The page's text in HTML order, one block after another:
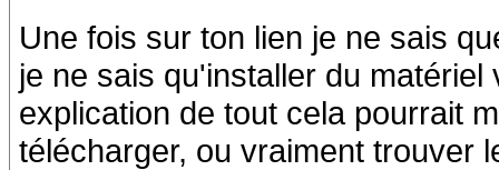
Une fois sur ton lien je ne sais
je ne sais qu'installer du
explication de tout cela pourrait
télécharger, ou vraiment trouver